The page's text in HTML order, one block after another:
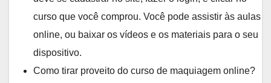
curso que você comprou. Você pode assistir às aulas
online, ou baixar os vídeos e os materiais para o seu
dispositivo.
Como tirar proveito do curso de maquiagem online?